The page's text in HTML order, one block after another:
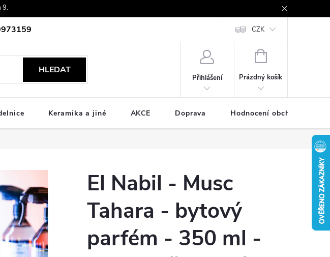
9.
Doprava Vrácení zboží a reklamace
CZK
HLEDAT
Přihlášení
NÁKUPNÍ
Prázdný košík
Keramika a jiné AKCE Doprava Hodnocení obchodu
El Nabil - Musc
Tahara - bytový
parfém - 350 ml -